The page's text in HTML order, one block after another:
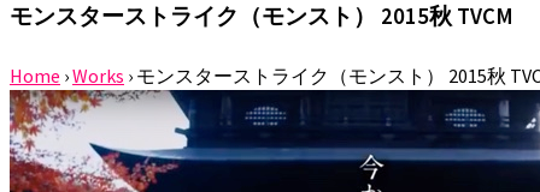
モンスターストライク（モンスト） 2015秋 TVCM
Home ›Works › モンスターストライク（モンスト） 2015秋